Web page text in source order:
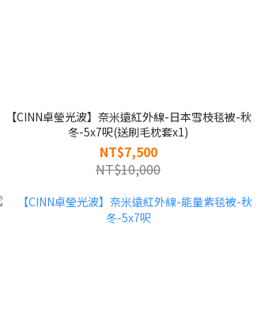
【CINN卓瑩光波】奈米遠紅外線-日本雪枝毯被-秋
冬-5x7呎(送刷毛枕套x1)
NT$7,500
NT$10,000